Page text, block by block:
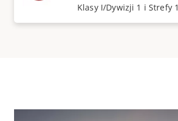
Klasy I/Dywizji 1 i Strefy 1